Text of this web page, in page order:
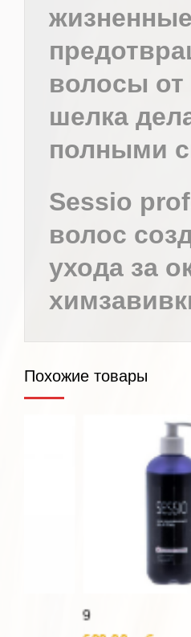
волосы
шелка
полными
Sessio
волос
ухода за
Похожие товары